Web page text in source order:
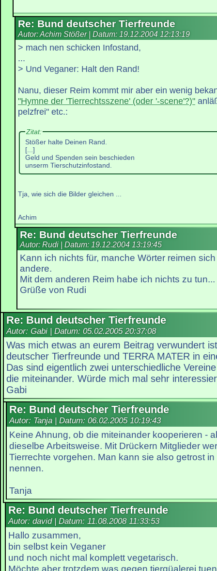
Re: Bund deutscher Tierfreunde
Autor: Achim Stößer | Datum: 19.12.2004 12:13:19
> mach nen schicken Infostand,
...
> Und Veganer: Halt den Rand!
Nanu, dieser Reim kommt mir aber ein wenig
"Hymne der 'Tierrechtsszene' (oder '-scene'?)"
pelzfrei" etc.:
Zitat:
Stößer halte Deinen Rand.
[...]
Geld und Spenden sein beschieden
unserm Tierschutzinfostand.
Tja, wie sich die Bilder gleichen ...
Achim
Re: Bund deutscher Tierfreunde
Autor: Rudi | Datum: 19.12.2004 13:19:45
Kann ich nichts für, manche Wörter reimen
andere.
Mit dem anderen Reim habe ich nichts zu tun...
Grüße von Rudi
Re: Bund deutscher Tierfreunde
Autor: Gabi | Datum: 05.02.2005 20:37:08
Was mich etwas an eurem Beitrag verwundert
deutscher Tierfreunde und TERRA MATER in
Das sind eigentlich zwei unterschiedliche
die miteinander. Würde mich mal sehr
Gabi
Re: Bund deutscher Tierfreunde
Autor: Tanja | Datum: 06.02.2005 10:19:43
Keine Ahnung, ob die miteinander kooperieren -
dieselbe Arbeitsweise. Mit Drückern Mitglieder
Tierrechte vorgehen. Man kann sie also getrost
nennen.
Tanja
Re: Bund deutscher Tierfreunde
Autor: david | Datum: 11.08.2008 11:33:53
Hallo zusammen,
bin selbst kein Veganer
und noch nicht mal komplett vegetarisch.
Möchte aber trotzdem was gegen tierqüalerei